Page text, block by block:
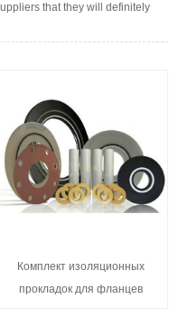
that they will definitely
Комплект изоляционных
прокладок для фланцев